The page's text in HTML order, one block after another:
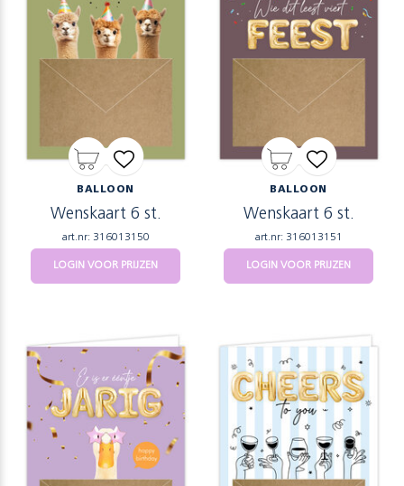
BALLOON
Wenskaart 6 st.
art.nr: 316013150
LOGIN VOOR PRIJZEN
BALLOON
Wenskaart 6 st.
art.nr: 316013151
LOGIN VOOR PRIJZEN